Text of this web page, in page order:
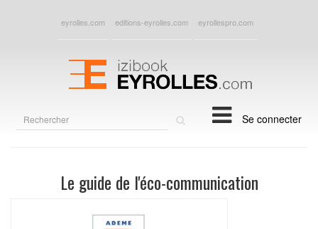
eyrolles.com editions-eyrolles.com eyrollespro.com
Se connecter
Le guide de l'éco-communication